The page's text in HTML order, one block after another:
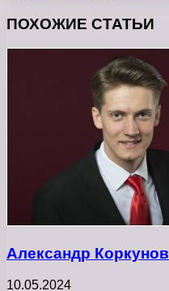
ПОХОЖИЕ СТАТЬИ
Александр Коркунов
10.05.2024